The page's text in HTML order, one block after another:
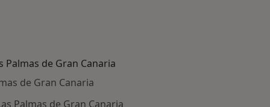
de Gran Canaria
de Gran Canaria
Palmas de Gran Canaria